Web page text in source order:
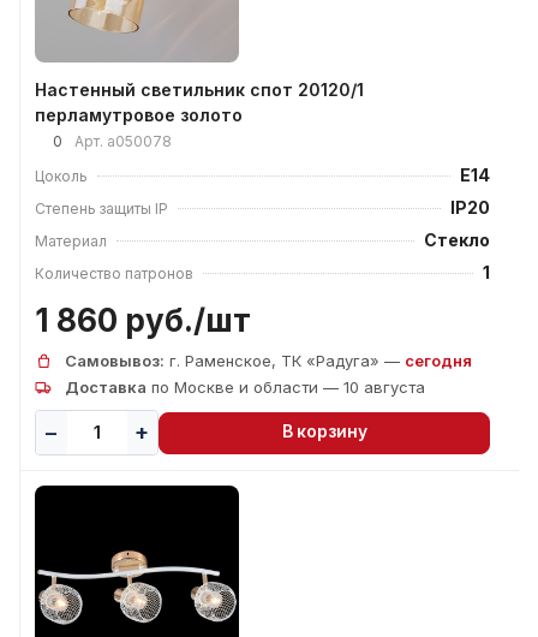
Настенный светильник спот 20120/1
перламутровое золото
0 Арт. a050078
Цоколь
E14
Степень защиты IP IP20
Материал Стекло
Количество патронов 1
1 860 руб./шт
Самовывоз: г. Раменское, ТК «Радуга» — сегодня
Доставка по Москве и области — 10 августа
В корзину